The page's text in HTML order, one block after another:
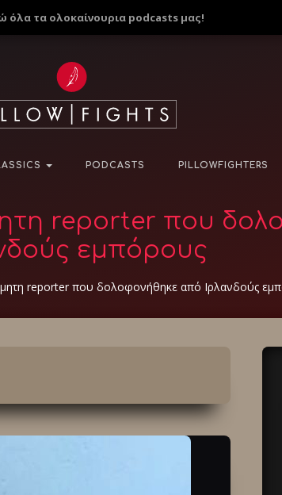
όλα τα ολοκαίνουρια podcasts μας!
PODCASTS PILLOWFIGHTERS
reporter που
εμπόρους
reporter που δολοφονήθηκε από Ιρλανδούς